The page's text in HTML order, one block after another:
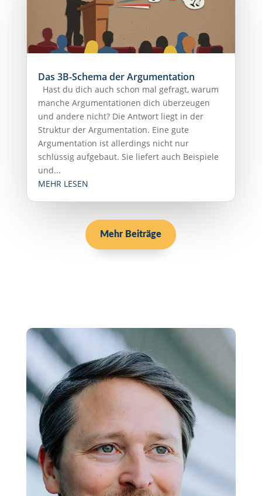
Das 3B-Schema der Argumentation
Hast du dich auch schon mal gefragt, warum
manche Argumentationen dich überzeugen
und andere nicht? Die Antwort liegt in der
Struktur der Argumentation. Eine gute
Argumentation ist allerdings nicht nur
schlüssig aufgebaut. Sie liefert auch Beispiele
und...
MEHR LESEN
Mehr Beiträge